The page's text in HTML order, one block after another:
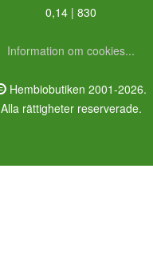
0,14 | 830
Information om cookies...
Hembiobutiken 2001-2026.
Alla rättigheter reserverade.